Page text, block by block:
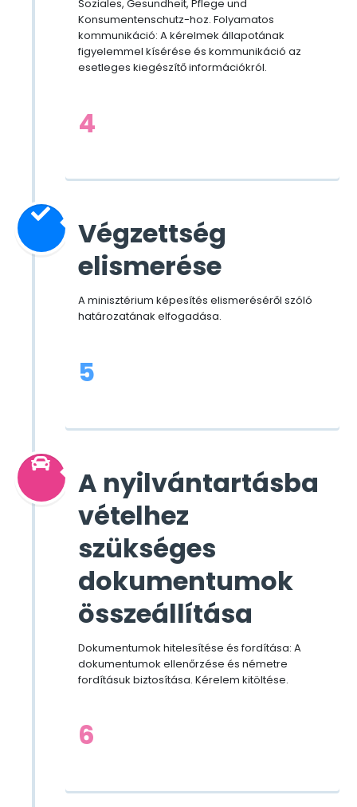
Soziales, Gesundheit, Pflege und
Konsumentenschutz-hoz. Folyamatos
kommunikáció: A kérelmek állapotának
figyelemmel kísérése és kommunikáció az
esetleges kiegészítő információkról.
4
Végzettség
elismerése
A minisztérium képesítés elismeréséről szóló
határozatának elfogadása.
5
A nyilvántartásba
vételhez
szükséges
dokumentumok
összeállítása
Dokumentumok hitelesítése és fordítása: A
dokumentumok ellenőrzése és németre
fordításuk biztosítása. Kérelem kitöltése.
6